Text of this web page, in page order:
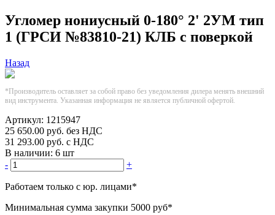
Угломер нониусный 0-180° 2' 2УМ тип
1 (ГРСИ №83810-21) КЛБ с поверкой
Назад
*Производитель оставляет за собой право без уведомления дилера менять внешний
вид инструмента. Указанная информация не является публичной офертой.
Артикул: 1215947
25 650.00 руб. без НДС
31 293.00 руб. с НДС
В наличии: 6 шт
-
+
Работаем только с юр. лицами*
Минимальная сумма закупки 5000 руб*